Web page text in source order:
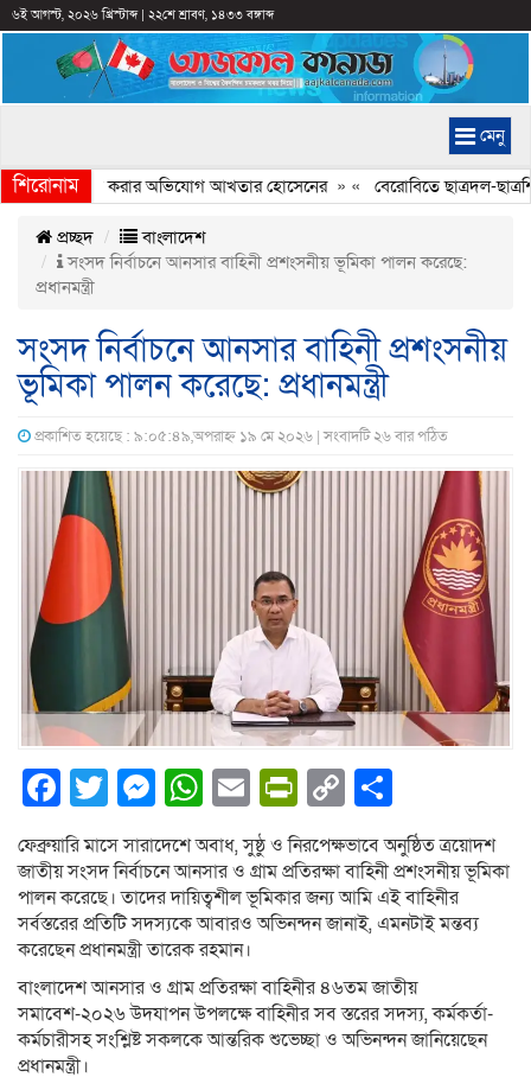
৬ই আগস্ট, ২০২৬ খ্রিস্টাব্দ| ২২শে শ্রাবণ, ১৪৩৩ বঙ্গাব্দ
মেনু
শিরোনাম
ইতিহাস বিকৃত করার অভিযোগ আখতার হোসেনের» «বেরোবিতে ছাত্রদল-
প্রচ্ছদ
বাংলাদেশ
সংসদ নির্বাচনে আনসার বাহিনী প্রশংসনীয় ভূমিকা পালন করেছে:
প্রধানমন্ত্রী
সংসদ নির্বাচনে আনসার বাহিনী প্রশংসনীয়
ভূমিকা পালন করেছে: প্রধানমন্ত্রী
প্রকাশিত হয়েছে : ৯:০৫:৪৯,অপরাহ্ন ১৯ মে ২০২৬ | সংবাদটি ২৬ বার পঠিত
Facebook
Twitter
Messenger
WhatsApp
EmailPrintFriendly
Copy
Link
ফেব্রুয়ারি মাসে সারাদেশে অবাধ, সুষ্ঠু ও নিরপেক্ষভাবে অনুষ্ঠিত ত্রয়োদশ
জাতীয় সংসদ নির্বাচনে আনসার ও গ্রাম প্রতিরক্ষা বাহিনী প্রশংসনীয় ভূমিকা
পালন করেছে। তাদের দায়িত্বশীল ভূমিকার জন্য আমি এই বাহিনীর
সর্বস্তরের প্রতিটি সদস্যকে আবারও অভিনন্দন জানাই, এমনটাই মন্তব্য
করেছেন প্রধানমন্ত্রী তারেক রহমান।
বাংলাদেশ আনসার ও গ্রাম প্রতিরক্ষা বাহিনীর ৪৬তম জাতীয়
সমাবেশ-২০২৬ উদযাপন উপলক্ষে বাহিনীর সব স্তরের সদস্য, কর্মকর্তা-
কর্মচারীসহ সংশ্লিষ্ট সকলকে আন্তরিক শুভেচ্ছা ও অভিনন্দন জানিয়েছেন
প্রধানমন্ত্রী।